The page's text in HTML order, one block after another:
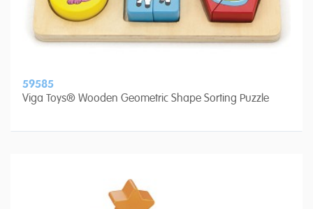
59585
Viga Toys® Wooden Geometric Shape Sorting Puzzle